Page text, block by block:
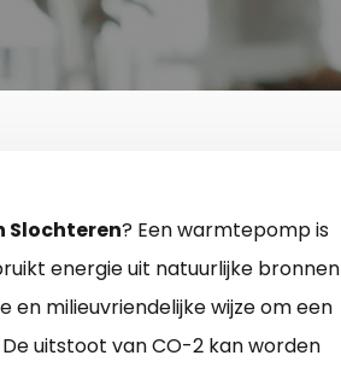
Slochteren? Een warmtepomp is
energie uit natuurlijke bronnen
en milieuvriendelijke wijze om een
uitstoot van CO-2 kan worden